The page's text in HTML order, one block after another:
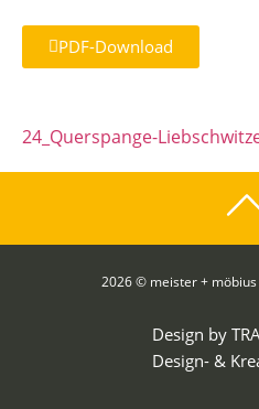
PDF-Download
24_Querspange-
2026 © meister +
Design by
Design- &